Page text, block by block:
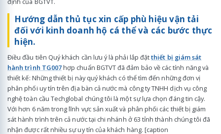
Hướng dẫn thủ tục xin cấp phù hiệu vận tải
đối với kinh doanh hộ cá thể và các bước thực
hiện.
Điều đầu tiên Quý khách cần lưu ý là phải lắp đặtthiết bị giám sát
hành trình TG007hợp chuẩn BGTVT đã đảm bảo về các tính năng và
thiết kế: Những thiết bị này quý khách có thể tìm đến những đơn vị
phân phối uy tín trên địa bàn cả nước mà công ty TNHH dịch vụ công
nghệ toàn cầu Techglobal chúng tôi là một sự lựa chọn đáng tin cậy.
Với hơn 6 năm trong lĩnh vực sản xuất và phân phối các thiết bị giám
sát hành trình trên cả nước tại chi nhánh ở 63 tỉnh thành chúng tôi đã
nhận được rất nhiều sự uy tín của khách hàng. [caption